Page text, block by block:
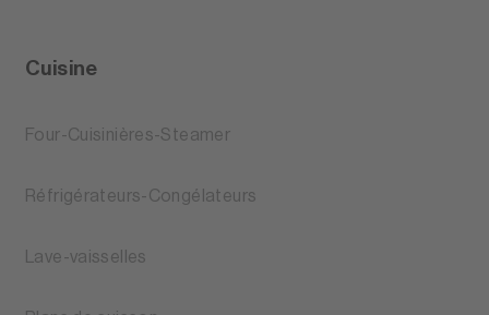
Cuisine
Four-Cuisinières-Steamer
Réfrigérateurs-Congélateurs
Lave-vaisselles